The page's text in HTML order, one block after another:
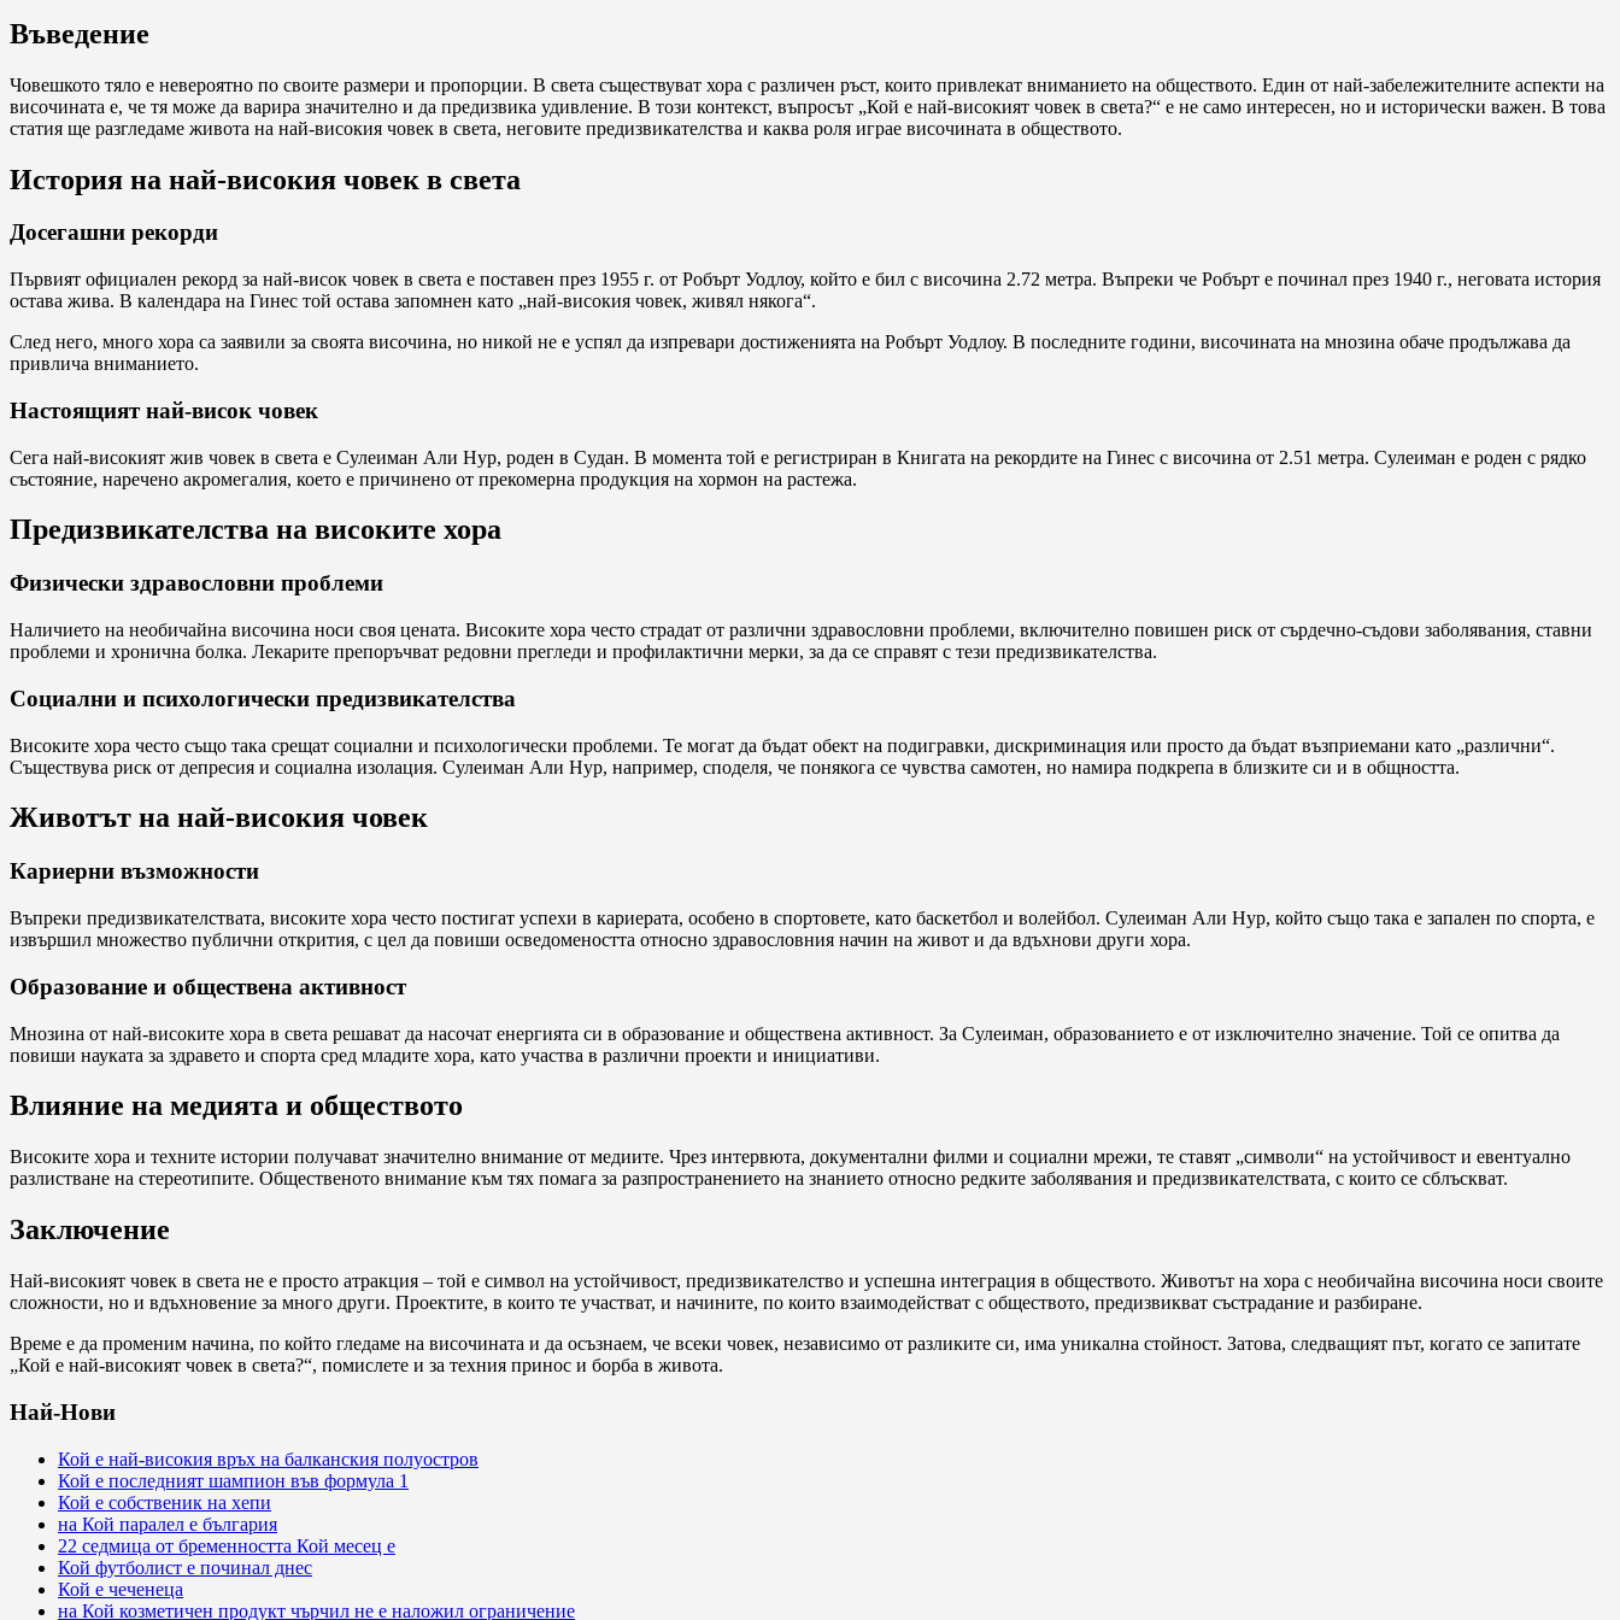
Въведение
Човешкото тяло е невероятно по своите размери и пропорции. В света съществуват хора с различен ръст, които привлекат вниманието на обществото. Един от най-забележителните аспекти на
височината е, че тя може да варира значително и да предизвика удивление. В този контекст, въпросът „Кой е най-високият човек в света?“ е не само интересен, но и исторически важен. В това
статия ще разгледаме живота на най-високия човек в света, неговите предизвикателства и каква роля играе височината в обществото.
История на най-високия човек в света
Досегашни рекорди
Първият официален рекорд за най-висок човек в света е поставен през 1955 г. от Робърт Уодлоу, който е бил с височина 2.72 метра. Въпреки че Робърт е починал през 1940 г., неговата история
остава жива. В календара на Гинес той остава запомнен като „най-високия човек, живял някога“.
След него, много хора са заявили за своята височина, но никой не е успял да изпревари достиженията на Робърт Уодлоу. В последните години, височината на мнозина обаче продължава да
привлича вниманието.
Настоящият най-висок човек
Сега най-високият жив човек в света е Сулеиман Али Нур, роден в Судан. В момента той е регистриран в Книгата на рекордите на Гинес с височина от 2.51 метра. Сулеиман е роден с рядко
състояние, наречено акромегалия, което е причинено от прекомерна продукция на хормон на растежа.
Предизвикателства на високите хора
Физически здравословни проблеми
Наличието на необичайна височина носи своя цената. Високите хора често страдат от различни здравословни проблеми, включително повишен риск от сърдечно-съдови заболявания, ставни
проблеми и хронична болка. Лекарите препоръчват редовни прегледи и профилактични мерки, за да се справят с тези предизвикателства.
Социални и психологически предизвикателства
Високите хора често също така срещат социални и психологически проблеми. Те могат да бъдат обект на подигравки, дискриминация или просто да бъдат възприемани като „различни“.
Съществува риск от депресия и социална изолация. Сулеиман Али Нур, например, споделя, че понякога се чувства самотен, но намира подкрепа в близките си и в общността.
Животът на най-високия човек
Кариерни възможности
Въпреки предизвикателствата, високите хора често постигат успехи в кариерата, особено в спортовете, като баскетбол и волейбол. Сулеиман Али Нур, който също така е запален по спорта, е
извършил множество публични открития, с цел да повиши осведомеността относно здравословния начин на живот и да вдъхнови други хора.
Образование и обществена активност
Мнозина от най-високите хора в света решават да насочат енергията си в образование и обществена активност. За Сулеиман, образованието е от изключително значение. Той се опитва да
повиши науката за здравето и спорта сред младите хора, като участва в различни проекти и инициативи.
Влияние на медията и обществото
Високите хора и техните истории получават значително внимание от медиите. Чрез интервюта, документални филми и социални мрежи, те ставят „символи“ на устойчивост и евентуално
разлистване на стереотипите. Общественото внимание към тях помага за разпространението на знанието относно редките заболявания и предизвикателствата, с които се сблъскват.
Заключение
Най-високият човек в света не е просто атракция – той е символ на устойчивост, предизвикателство и успешна интеграция в обществото. Животът на хора с необичайна височина носи своите
сложности, но и вдъхновение за много други. Проектите, в които те участват, и начините, по които взаимодействат с обществото, предизвикват състрадание и разбиране.
Време е да променим начина, по който гледаме на височината и да осъзнаем, че всеки човек, независимо от разликите си, има уникална стойност. Затова, следващият път, когато се запитате
„Кой е най-високият човек в света?“, помислете и за техния принос и борба в живота.
Най-Нови
Кой е най-високия връх на балканския полуостров
Кой е последният шампион във формула 1
Кой е собственик на хепи
на Кой паралел е българия
22 седмица от бременността Кой месец е
Кой футболист е починал днес
Кой е чеченеца
на Кой козметичен продукт чърчил не е наложил ограничение